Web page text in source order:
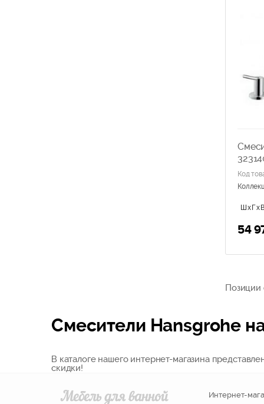
Код
54
Позиции
Смесители Hansgrohe
В каталоге нашего интернет-магазина
скидки!
Интернет-